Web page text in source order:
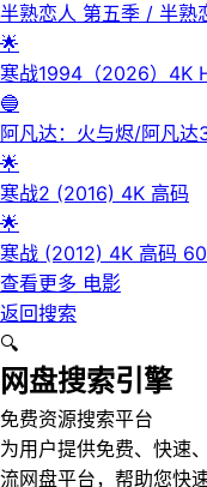
半熟恋人 第五季 / 半
MAX+] [更新0602期]
🌟
寒战1994（2026）4K
无损HiFi声 国粤双语 内
🔵
阿凡达：火与烬/阿凡
杜比全景声】【内封简
🌟
寒战2 (2016) 4K 高码
🌟
寒战 (2012) 4K 高码
查看更多 电影
返回搜索
🔍
网盘搜索引擎
免费资源搜索平台
为用户提供免费、快速
流网盘平台，帮助您快